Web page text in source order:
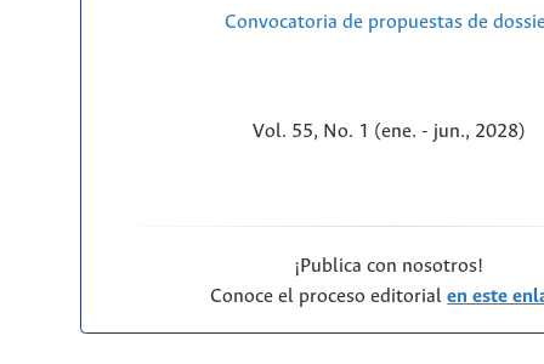
Convocatoria de propuestas de
Vol. 55, No. 1 (ene. - jun., 2028)
¡Publica con nosotros!
Conoce el proceso editorialen este